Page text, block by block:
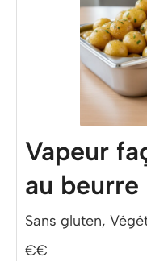
Vapeur
au
Sans gluten,
€€